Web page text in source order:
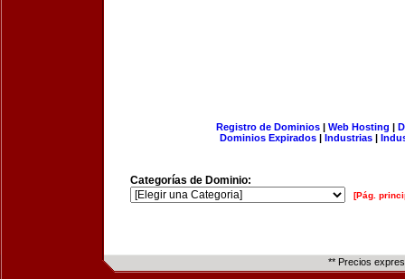
Registro de Dominios| Web Hosting |
Dominios Expirados | Industrias |
Categorías de Dominio:
[Pág.
** Precios